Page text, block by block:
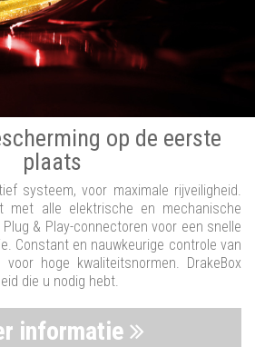
op de eerste
plaats
systeem, voor maximale rijveiligheid.
met alle elektrische en mechanische
& Play-connectoren voor een snelle
Constant en nauwkeurige controle van
hoge kwaliteitsnormen. DrakeBox
die u nodig hebt.
informatie